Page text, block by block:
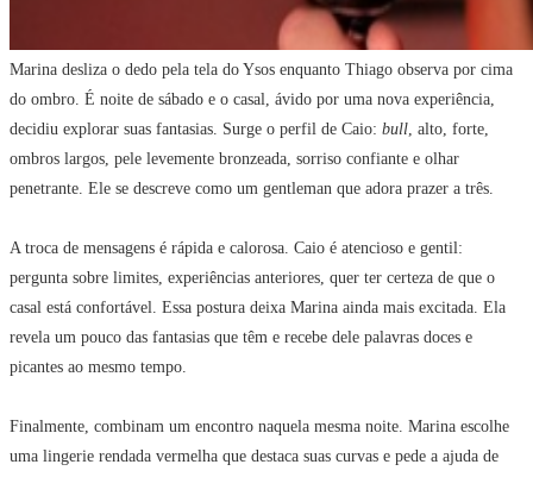
Marina desliza o dedo pela tela do Ysos enquanto Thiago observa por cima
do ombro. É noite de sábado e o casal, ávido por uma nova experiência,
decidiu explorar suas fantasias. Surge o perfil de Caio: bull , alto, forte,
ombros largos, pele levemente bronzeada, sorriso confiante e olhar
penetrante. Ele se descreve como um gentleman que adora prazer a três.
A troca de mensagens é rápida e calorosa. Caio é atencioso e gentil:
pergunta sobre limites, experiências anteriores, quer ter certeza de que o
casal está confortável. Essa postura deixa Marina ainda mais excitada. Ela
revela um pouco das fantasias que têm e recebe dele palavras doces e
picantes ao mesmo tempo.
Finalmente, combinam um encontro naquela mesma noite. Marina escolhe
uma lingerie rendada vermelha que destaca suas curvas e pede a ajuda de